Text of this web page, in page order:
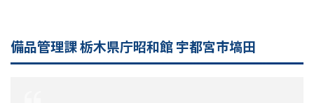
備品管理課 栃木県庁昭和館 宇都宮市塙田